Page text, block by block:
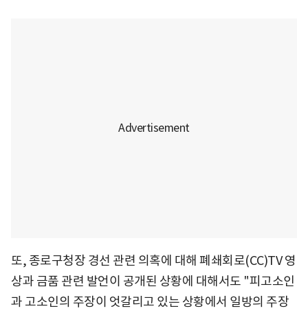
또, 종로구청장 경선 관련 의혹에 대해 폐쇄회로(CC)TV 영
상과 금품 관련 발언이 공개된 상황에 대해서도 "피고소인
과 고소인의 주장이 엇갈리고 있는 상황에서 일방의 주장